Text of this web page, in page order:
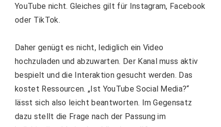
YouTube nicht. Gleiches gilt für Instagram, Facebook
oder TikTok.
Daher genügt es nicht, lediglich ein Video
hochzuladen und abzuwarten. Der Kanal muss aktiv
bespielt und die Interaktion gesucht werden. Das
kostet Ressourcen. „Ist YouTube Social Media?“
lässt sich also leicht beantworten. Im Gegensatz
dazu stellt die Frage nach der Passung im